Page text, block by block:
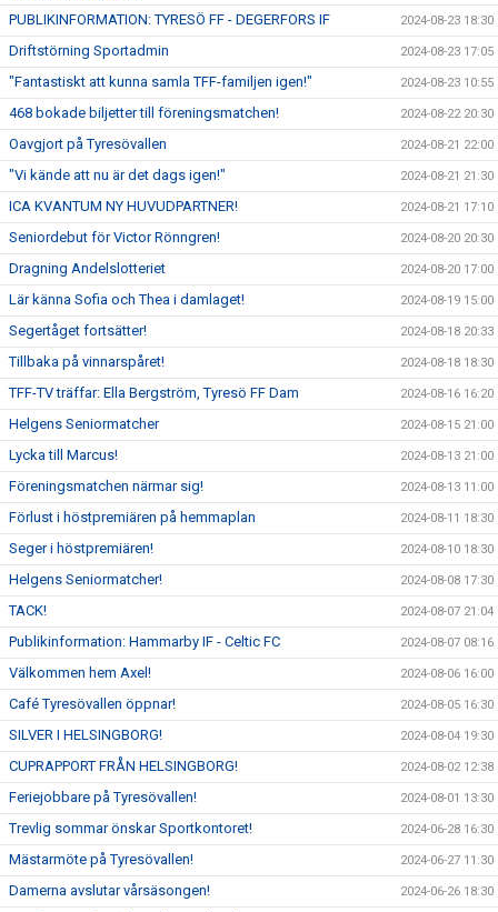
PUBLIKINFORMATION: TYRESÖ FF - DEGERFORS IF 2024-08-23 18:30
Driftstörning Sportadmin 2024-08-23 17:05
"Fantastiskt att kunna samla TFF-familjen igen!" 2024-08-23 10:55
468 bokade biljetter till föreningsmatchen! 2024-08-22 20:30
Oavgjort på Tyresövallen 2024-08-21 22:00
"Vi kände att nu är det dags igen!" 2024-08-21 21:30
ICA KVANTUM NY HUVUDPARTNER! 2024-08-21 17:10
Seniordebut för Victor Rönngren! 2024-08-20 20:30
Dragning Andelslotteriet 2024-08-20 17:00
Lär känna Sofia och Thea i damlaget! 2024-08-19 15:00
Segertåget fortsätter! 2024-08-18 20:33
Tillbaka på vinnarspåret! 2024-08-18 18:30
TFF-TV träffar: Ella Bergström, Tyresö FF Dam 2024-08-16 16:20
Helgens Seniormatcher 2024-08-15 21:00
Lycka till Marcus! 2024-08-13 21:00
Föreningsmatchen närmar sig! 2024-08-13 11:00
Förlust i höstpremiären på hemmaplan 2024-08-11 18:30
Seger i höstpremiären! 2024-08-10 18:30
Helgens Seniormatcher! 2024-08-08 17:30
TACK! 2024-08-07 21:04
Publikinformation: Hammarby IF - Celtic FC 2024-08-07 08:16
Välkommen hem Axel! 2024-08-06 16:00
Café Tyresövallen öppnar! 2024-08-05 16:30
SILVER I HELSINGBORG! 2024-08-04 19:30
CUPRAPPORT FRÅN HELSINGBORG! 2024-08-02 12:38
Feriejobbare på Tyresövallen! 2024-08-01 13:30
Trevlig sommar önskar Sportkontoret! 2024-06-28 16:30
Mästarmöte på Tyresövallen! 2024-06-27 11:30
Damerna avslutar vårsäsongen! 2024-06-26 18:30